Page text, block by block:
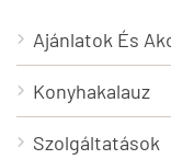
Ajánlatok És
Konyhakalauz
Szolgáltatások